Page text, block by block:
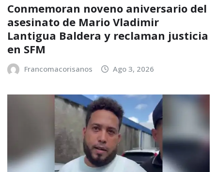
Conmemoran noveno aniversario del
asesinato de Mario Vladimir
Lantigua Baldera y reclaman justicia
en SFM
Francomacorisanos Ago 3, 2026